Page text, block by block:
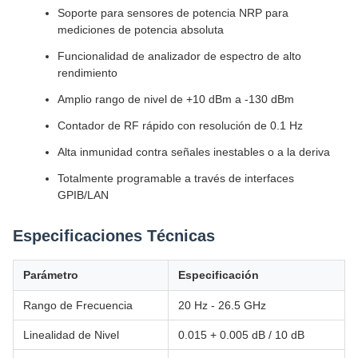
Soporte para sensores de potencia NRP para
mediciones de potencia absoluta
Funcionalidad de analizador de espectro de alto
rendimiento
Amplio rango de nivel de +10 dBm a -130 dBm
Contador de RF rápido con resolución de 0.1 Hz
Alta inmunidad contra señales inestables o a la deriva
Totalmente programable a través de interfaces
GPIB/LAN
Especificaciones Técnicas
Parámetro Especificación
Rango de Frecuencia 20 Hz - 26.5 GHz
Linealidad de Nivel 0.015 + 0.005 dB / 10 dB